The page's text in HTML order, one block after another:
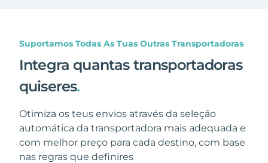
Suportamos Todas As Tuas Outras Transportadoras
Integra quantas transportadoras
quiseres.
Otimiza os teus envios através da seleção
automática da transportadora mais adequada e
com melhor preço para cada destino, com base
nas regras que definires